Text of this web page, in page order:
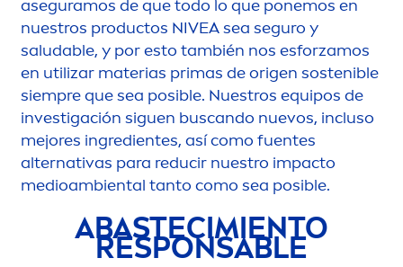
aseguramos de que todo lo que ponemos en
nuestros productos NIVEAsea seguro y
saludable, y por esto también nos esforzamos
en utilizar materias primas de origen sostenible
siempre que sea posible. Nuestros equipos de
investigación siguen buscando nuevos, incluso
mejores ingredientes, así como fuentes
alternativas para reducir nuestro impacto
medioambiental tanto como sea posible.
ABASTECIMIENTO
RESPONSABLE